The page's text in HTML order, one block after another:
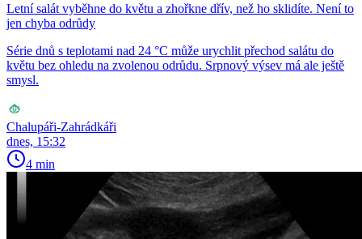
Letní salát vyběhne do květu a zhořkne dřív, než ho sklidíte. Není to
jen chyba odrůdy
Série dnů s teplotami nad 24 °C může urychlit přechod salátu do
květu bez ohledu na zvolenou odrůdu. Srpnový výsev má ale ještě
smysl.
Chalupáři-Zahrádkáři
dnes, 15:32
4 min